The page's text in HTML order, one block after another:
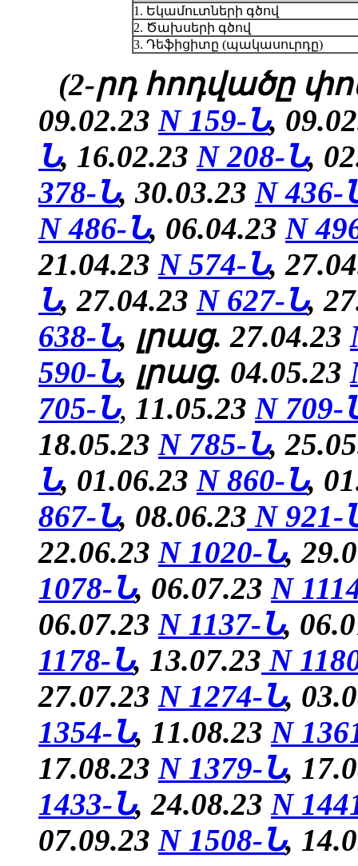
1. Եկամուտների գծով
2. Ծախսերի գծով
3. Դեֆիցիտը (պակասուրդը)
(2-րդ հոդվածը
09.02.23 N 159-Ն,
Ն, 16.02.23 N 208-Ն,
378-Ն, 30.03.23 N 436-
N 486-Ն, 06.04.23 N
21.04.23 N 574-Ն,
Ն, 27.04.23 N 627-Ն,
638-Ն, լրաց. 27.04.23
590-Ն, լրաց. 04.05.23
705-Ն, 11.05.23 N 709-
18.05.23 N 785-Ն,
Ն, 01.06.23 N 860-Ն,
867-Ն, 08.06.23 N 921-
22.06.23 N 1020-Ն,
1078-Ն, 06.07.23 N
06.07.23 N 1137-Ն,
1178-Ն, 13.07.23 N
27.07.23 N 1274-Ն,
1354-Ն, 11.08.23 N
17.08.23 N 1379-Ն,
1433-Ն, 24.08.23 N
07.09.23 N 1508-Ն,